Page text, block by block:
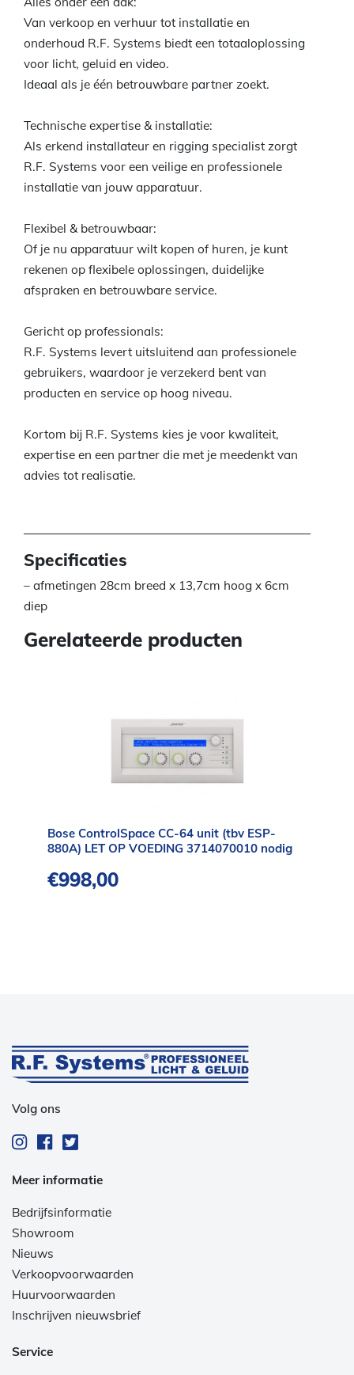
Van verkoop en verhuur tot installatie en
onderhoud R.F. Systems biedt een totaaloplossing
voor licht, geluid en video.
Ideaal als je één betrouwbare partner zoekt.
Technische expertise & installatie:
Als erkend installateur en rigging specialist zorgt
R.F. Systems voor een veilige en professionele
installatie van jouw apparatuur.
Flexibel & betrouwbaar:
Of je nu apparatuur wilt kopen of huren, je kunt
rekenen op flexibele oplossingen, duidelijke
afspraken en betrouwbare service.
Gericht op professionals:
R.F. Systems levert uitsluitend aan professionele
gebruikers, waardoor je verzekerd bent van
producten en service op hoog niveau.
Kortom bij R.F. Systems kies je voor kwaliteit,
expertise en een partner die met je meedenkt van
advies tot realisatie.
Specificaties
– afmetingen 28cm breed x 13,7cm hoog x 6cm
diep
Gerelateerde producten
Bose ControlSpace CC-64 unit (tbv ESP-
880A) LET OP VOEDING 3714070010 nodig
€998,00
Volg ons
Meer informatie
Bedrijfsinformatie
Showroom
Nieuws
Verkoopvoorwaarden
Huurvoorwaarden
Inschrijven nieuwsbrief
Service